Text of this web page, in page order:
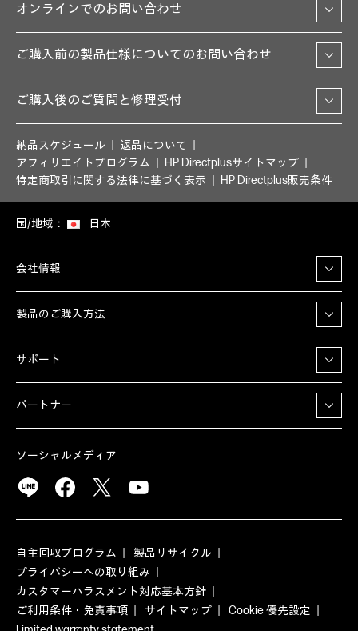
オンラインでのお問い合わせ
ご購入前の製品仕様についてのお問い合わせ
ご購入後のご質問と修理受付
納品スケジュール
返品について
アフィリエイトプログラム
HP Directplusサイトマップ
特定商取引に関する法律に基づく表示
HP Directplus販売条件
国/地域： 日本
会社情報
製品のご購入方法
サポート
パートナー
ソーシャルメディア
自主回収プログラム
製品リサイクル
プライバシーへの取り組み
カスタマーハラスメント対応基本方針
ご利用条件・免責事項
サイトマップ
Cookie 優先設定